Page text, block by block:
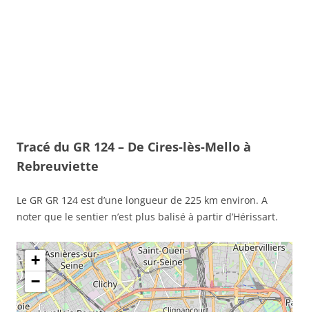
Tracé du GR 124 – De Cires-lès-Mello à
Rebreuviette
Le GR GR 124 est d’une longueur de 225 km environ. A
noter que le sentier n’est plus balisé à partir d’Hérissart.
+
−